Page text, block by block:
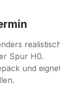
Spur H0.
und